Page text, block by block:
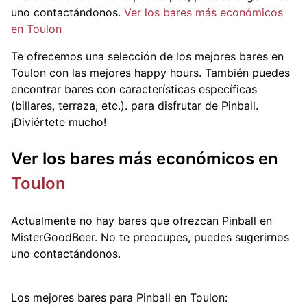
uno contactándonos. Ver los bares más económicos
en Toulon
Te ofrecemos una selección de los mejores bares en
Toulon con las mejores happy hours. También puedes
encontrar bares con características específicas
(billares, terraza, etc.). para disfrutar de Pinball.
¡Diviértete mucho!
Ver los bares más económicos en
Toulon
Actualmente no hay bares que ofrezcan Pinball en
MisterGoodBeer. No te preocupes, puedes sugerirnos
uno contactándonos.
Los mejores bares para Pinball en Toulon: